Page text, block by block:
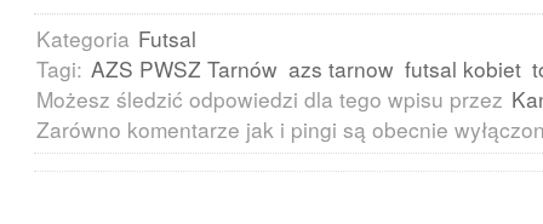
Kategoria Futsal
Tagi: AZS PWSZ Tarnów azs tarnow futsal kobiet
Możesz śledzić odpowiedzi dla tego wpisu przez
Zarówno komentarze jak i pingi są obecnie